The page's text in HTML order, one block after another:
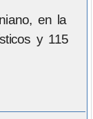
en la
y 115